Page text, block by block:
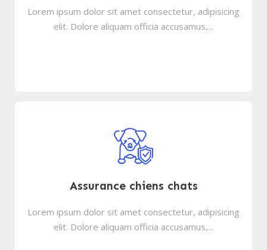
Lorem ipsum dolor sit amet consectetur, adipisicing
elit. Dolore aliquam officia accusamus,...
Assurance chiens chats
Lorem ipsum dolor sit amet consectetur, adipisicing
elit. Dolore aliquam officia accusamus,...